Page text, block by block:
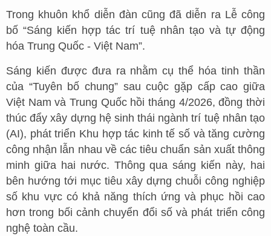
Trong khuôn khổ diễn đàn cũng đã diễn ra Lễ công
bố “Sáng kiến hợp tác trí tuệ nhân tạo và tự động
hóa Trung Quốc - Việt Nam”.
Sáng kiến được đưa ra nhằm cụ thể hóa tinh thần
của “Tuyên bố chung” sau cuộc gặp cấp cao giữa
Việt Nam và Trung Quốc hồi tháng 4/2026, đồng thời
thúc đẩy xây dựng hệ sinh thái ngành trí tuệ nhân tạo
(AI), phát triển Khu hợp tác kinh tế số và tăng cường
công nhận lẫn nhau về các tiêu chuẩn sản xuất thông
minh giữa hai nước. Thông qua sáng kiến này, hai
bên hướng tới mục tiêu xây dựng chuỗi công nghiệp
số khu vực có khả năng thích ứng và phục hồi cao
hơn trong bối cảnh chuyển đổi số và phát triển công
nghệ toàn cầu.